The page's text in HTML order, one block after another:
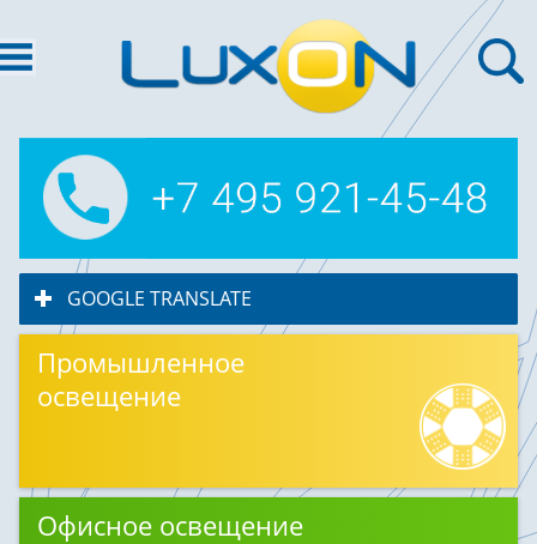
GOOGLE TRANSLATE
Промышленное
освещение
Офисное освещение